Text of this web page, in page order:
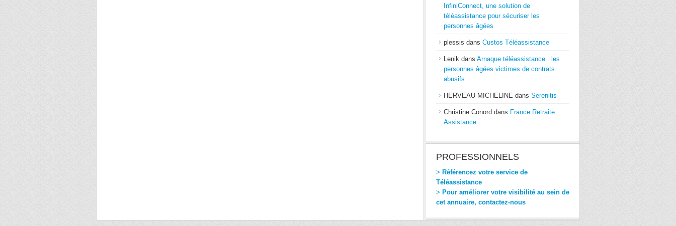
InfiniConnect, une solution de
téléassistance pour sécuriser les
personnes âgées
plessis dans Custos Téléassistance
Lenik dans Arnaque téléassistance : les
personnes âgées victimes de contrats
abusifs
HERVEAU MICHELINE dans Serenitis
Christine Conord dans France Retraite
Assistance
PROFESSIONNELS
> Référencez votre service de
Téléassistance
> Pour améliorer votre visibilité au sein de
cet annuaire, contactez-nous